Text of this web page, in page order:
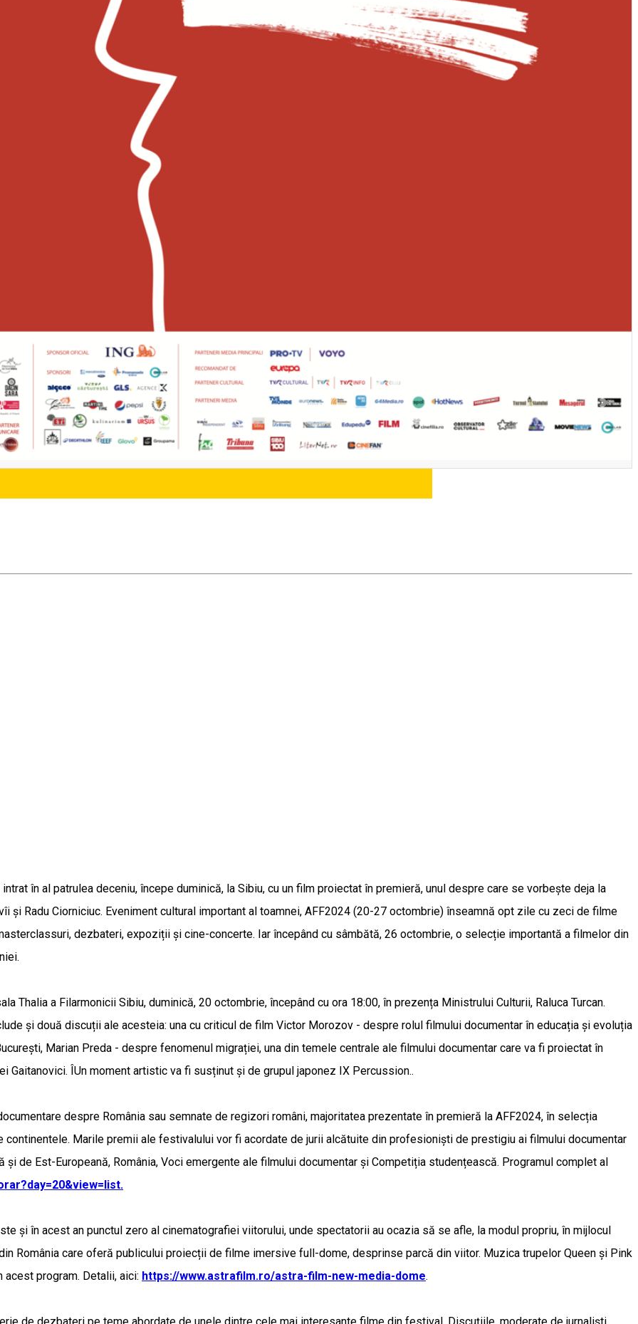
în al patrulea deceniu, începe duminică, la Sibiu, cu un film proiectat în premieră, unul despre care se vorbește deja la
și Radu Ciorniciuc. Eveniment cultural important al toamnei, AFF2024 (20-27 octombrie) înseamnă opt zile cu zeci de filme
dezbateri, expoziții și cine-concerte. Iar începând cu sâmbătă, 26 octombrie, o selecție importantă a filmelor din
Thalia a Filarmonicii Sibiu, duminică, 20 octombrie, începând cu ora 18:00, în prezența Ministrului Culturii, Raluca Turcan.
și două discuții ale acesteia: una cu criticul de film Victor Morozov - despre rolul filmului documentar în educația și evoluția
Marian Preda - despre fenomenul migrației, una din temele centrale ale filmului documentar care va fi proiectat în
Gaitanovici. ÎUn moment artistic va fi susținut și de grupul japonez IX Percussion..
despre România sau semnate de regizori români, majoritatea prezentate în premieră la AFF2024, în selecția
Marile premii ale festivalului vor fi acordate de jurii alcătuite din profesioniști de prestigiu ai filmului documentar
de Est-Europeană, România, Voci emergente ale filmului documentar și Competiția studențească. Programul complet al
și în acest an punctul zero al cinematografiei viitorului, unde spectatorii au ocazia să se afle, la modul propriu, în mijlocul
România care oferă publicului proiecții de filme imersive full-dome, desprinse parcă din viitor. Muzica trupelor Queen și Pink
program. Detalii, aici: https://www.astrafilm.ro/astra-film-new-media-dome.